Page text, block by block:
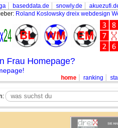
baseddata.de snowly.de
Roland Koslowsky dreix webdesign
Frau Homepage?
home ranking